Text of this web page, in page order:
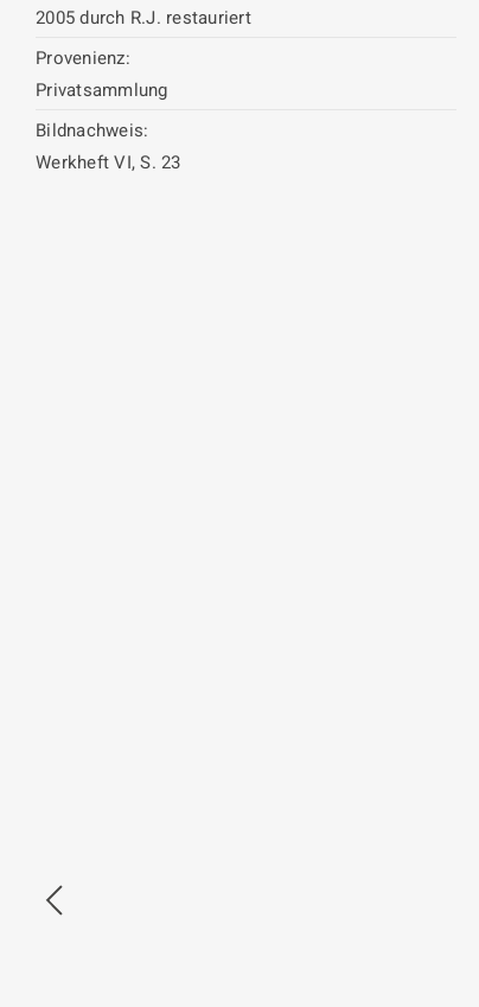
2005 durch R.J. restauriert
Provenienz:
Privatsammlung
Bildnachweis:
Werkheft VI, S. 23